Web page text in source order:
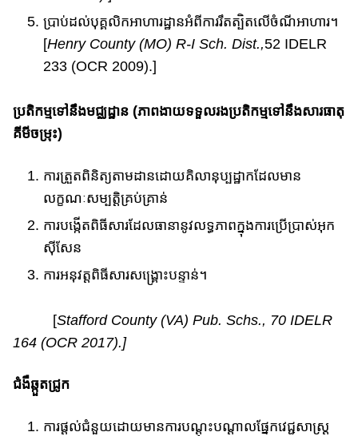
ប្រាប់ដល់បុគ្គលិក​អាហារដ្ឋាន​​អំពីការរឹតត្បិត​លើចំណីអាហារ​។
[Henry County (MO) R-I Sch. Dist.,52 IDELR
233 (OCR 2009).]
ប្រតិកម្ម​ទៅនឹងមជ្ឈដ្ឋាន (ភាព​ងាយទទួលរងប្រតិកម្មទៅនឹងសារធាតុ​​
គីមីចម្រុះ)
ការត្រួតពិនិត្យ​តាមដានដោយ​គិលានុប្បដ្ឋាកដែលមាន
លក្ខណៈសម្បត្តិ​គ្រប់គ្រាន់​
ការបង្កើត​ពិធីសារ​ដែលធានា​នូវ​លទ្ធភាព​ក្នុងការ​ប្រើប្រាស់​អុក
ស៊ីសែន​
ការអនុវត្ត​ពិធីសារ​សង្គ្រោះបន្ទាន់​។
[Stafford County (VA) Pub. Schs., 70 IDELR
164 (OCR 2017).]
ជំងឺឆ្កួតជ្រូក​
ការផ្តល់ជំនួយ​ដោយមានការបណ្តុះ​បណ្តាល​ផ្នែកវេជ្ជសាស្ត្រ​